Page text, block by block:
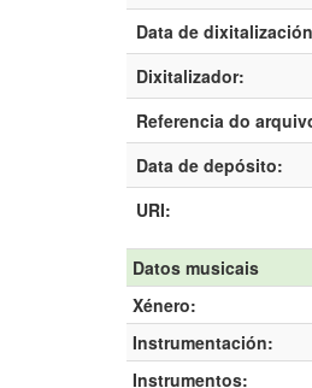
Data de
Dixitalizador:
Referencia do
Data de depósito:
URI:
Datos musicais
Xénero:
Instrumentación:
Instrumentos: